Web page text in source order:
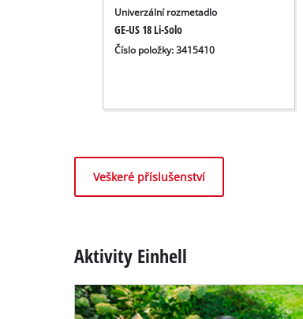
Univerzální rozmetadlo
GE-US 18 Li-Solo
Číslo položky: 3415410
Veškeré příslušenství
Aktivity Einhell